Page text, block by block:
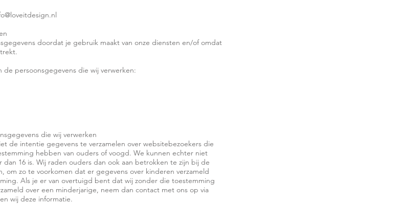
doordat je gebruik maakt van onze diensten en/of omdat
de persoonsgegevens die wij verwerken:
die wij verwerken
de intentie gegevens te verzamelen over websitebezoekers die
hebben van ouders of voogd. We kunnen echter niet
16 is. Wij raden ouders dan ook aan betrokken te zijn bij de
om zo te voorkomen dat er gegevens over kinderen verzameld
Als je er van overtuigd bent dat wij zonder die toestemming
over een minderjarige, neem dan contact met ons op via
wij deze informatie.